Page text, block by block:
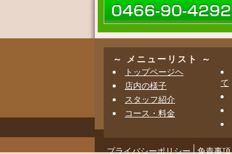
～ メニューリスト ～
トップページヘ
店内の様子
スタッフ紹介
コース・料金
て
プライバシーポリシー 免責事項